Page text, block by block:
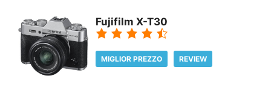
Fujifilm X-T30
MIGLIOR PREZZO REVIEW